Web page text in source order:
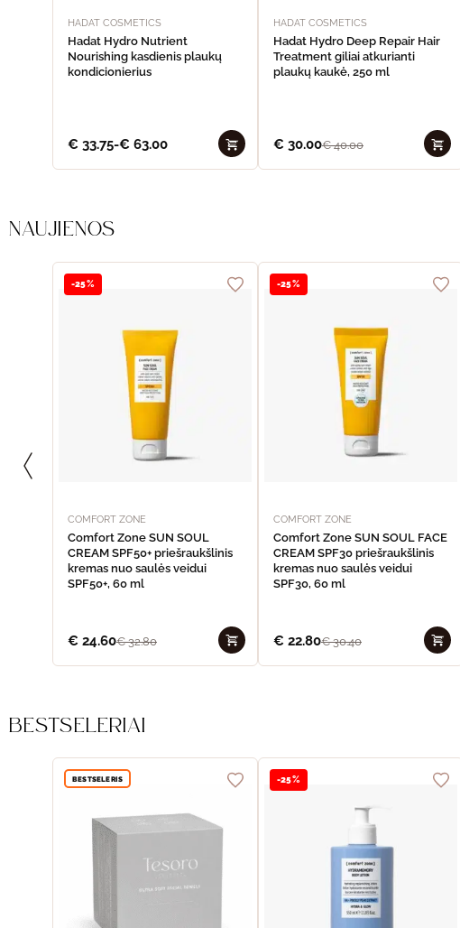
HADAT COSMETICS
Hadat Hydro Nutrient
Nourishing kasdienis plaukų
kondicionierius
€ 33.75-€ 63.00
HADAT COSMETICS
Hadat Hydro Deep Repair Hair
Treatment giliai atkurianti
plaukų kaukė, 250 ml
€ 30.00€40.00
NAUJIENOS
-25%
COMFORT ZONE
Comfort Zone SUN SOUL
CREAM SPF50+ priešraukšlinis
kremas nuo saulės veidui
SPF50+, 60 ml
€ 24.60€32.80
-25%
COMFORT ZONE
Comfort Zone SUN SOUL FACE
CREAM SPF30 priešraukšlinis
kremas nuo saulės veidui
SPF30, 60 ml
€ 22.80€30.40
BESTSELERIAI
BESTSELERIS -25%